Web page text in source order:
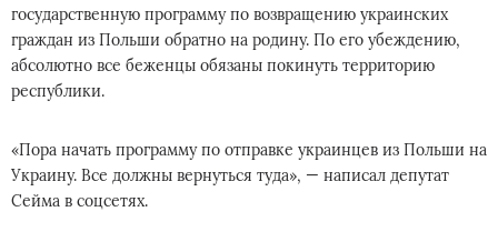
государственную программу по возвращению украинских
граждан из Польши обратно на родину. По его убеждению,
абсолютно все беженцы обязаны покинуть территорию
республики.
«Пора начать программу по отправке украинцев из Польши на
Украину. Все должны вернуться туда», — написал депутат
Сейма в соцсетях.